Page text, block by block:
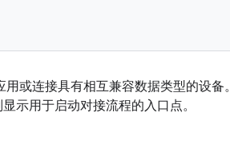
或连接具有相互兼容数据类型的设备。
显示用于启动对接流程的入口点。